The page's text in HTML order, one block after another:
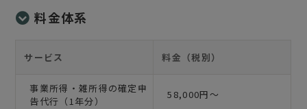
料金体系
サービス 料金（税別）
事業所得・雑所得の確定申
告代行（1年分）
58,000円〜